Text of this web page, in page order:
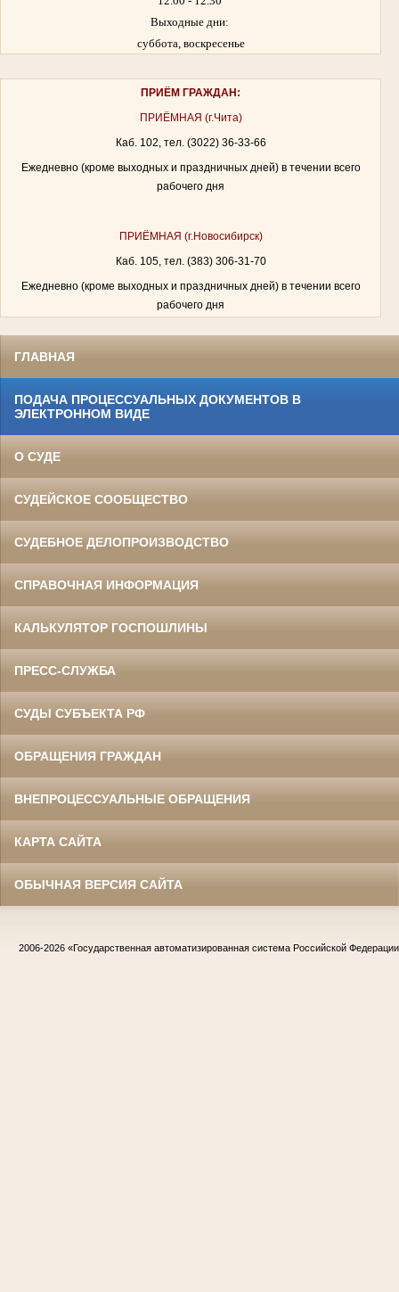
Выходные дни:
суббота, воскресенье
ПРИЁМ ГРАЖДАН:
ПРИЁМНАЯ (г.Чита)
Каб. 102, тел. (3022) 36-33-66
Ежедневно (кроме выходных и праздничных дней) в течении всего
рабочего дня
ПРИЁМНАЯ (г.Новосибирск)
Каб. 105, тел. (383) 306-31-70
Ежедневно (кроме выходных и праздничных дней) в течении всего
рабочего дня
ГЛАВНАЯ
ПОДАЧА ПРОЦЕССУАЛЬНЫХ ДОКУМЕНТОВ В
ЭЛЕКТРОННОМ ВИДЕ
О СУДЕ
СУДЕЙСКОЕ СООБЩЕСТВО
СУДЕБНОЕ ДЕЛОПРОИЗВОДСТВО
СПРАВОЧНАЯ ИНФОРМАЦИЯ
КАЛЬКУЛЯТОР ГОСПОШЛИНЫ
ПРЕСС-СЛУЖБА
СУДЫ СУБЪЕКТА РФ
ОБРАЩЕНИЯ ГРАЖДАН
ВНЕПРОЦЕССУАЛЬНЫЕ ОБРАЩЕНИЯ
КАРТА САЙТА
ОБЫЧНАЯ ВЕРСИЯ САЙТА
2006-2026 «Государственная автоматизированная система Российской